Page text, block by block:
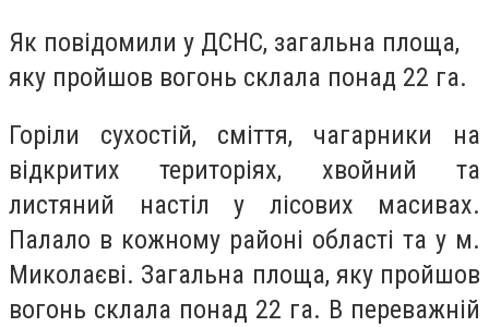
Як повідомили у ДСНС, загальна площа,
яку пройшов вогонь склала понад 22 га.
Горіли сухостій, сміття, чагарники на
відкритих територіях, хвойний та
листяний настіл у лісових масивах.
Палало в кожному районі області та у м.
Миколаєві. Загальна площа, яку пройшов
вогонь склала понад 22 га. В переважній